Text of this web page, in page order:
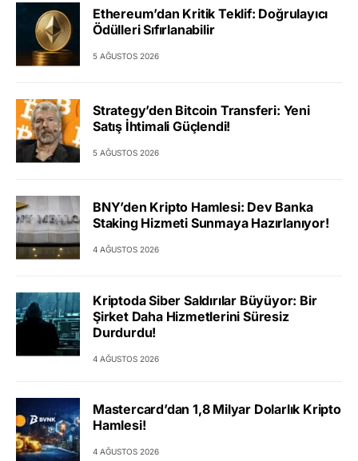
Ethereum’dan Kritik Teklif: Doğrulayıcı
Ödülleri Sıfırlanabilir
5 AĞUSTOS 2026
Strategy’den Bitcoin Transferi: Yeni
Satış İhtimali Güçlendi!
5 AĞUSTOS 2026
BNY’den Kripto Hamlesi: Dev Banka
Staking Hizmeti Sunmaya Hazırlanıyor!
4 AĞUSTOS 2026
Kriptoda Siber Saldırılar Büyüyor: Bir
Şirket Daha Hizmetlerini Süresiz
Durdurdu!
4 AĞUSTOS 2026
Mastercard’dan 1,8 Milyar Dolarlık Kripto
Hamlesi!
4 AĞUSTOS 2026